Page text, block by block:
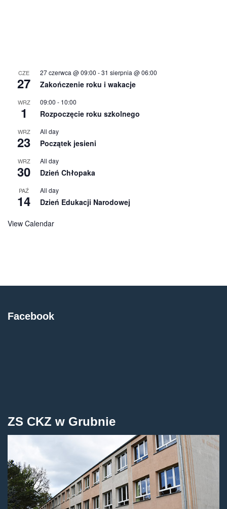
CZE
27
27 czerwca @ 09:00 -31 sierpnia @ 06:00
Zakończenie roku i wakacje
WRZ
1
09:00 - 10:00
Rozpoczęcie roku szkolnego
WRZ
23
All day
Początek jesieni
WRZ
30
All day
Dzień Chłopaka
PAŹ
14
All day
Dzień Edukacji Narodowej
View Calendar
Facebook
ZS CKZ w Grubnie